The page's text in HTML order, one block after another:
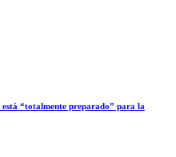
“totalmente preparado” para la